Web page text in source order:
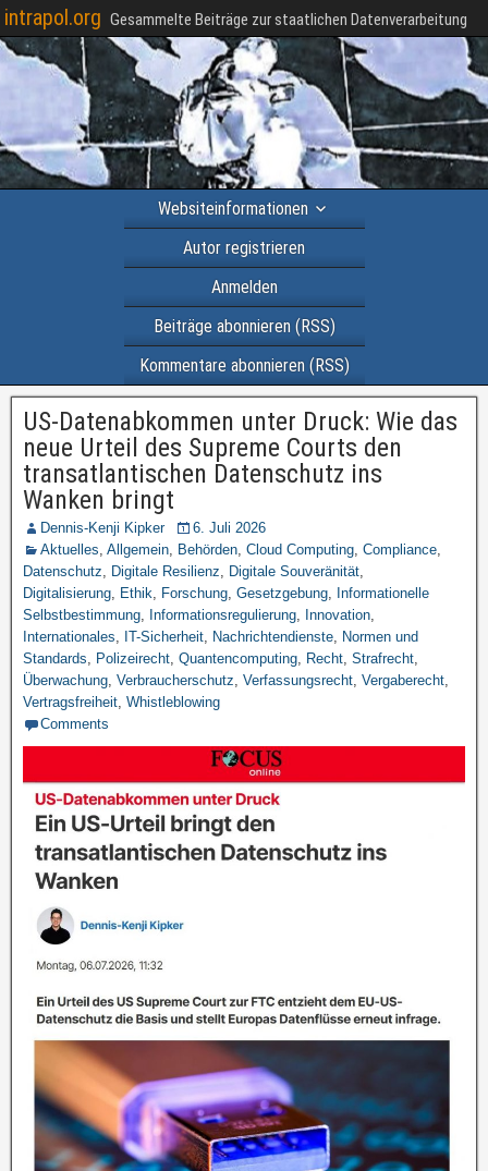
intrapol.org Gesammelte Beiträge zur staatlichen Datenverarbeitung
Websiteinformationen
Autor registrieren
Anmelden
Beiträge abonnieren (RSS)
Kommentare abonnieren (RSS)
US-Datenabkommen unter Druck: Wie das
neue Urteil des Supreme Courts den
transatlantischen Datenschutz ins
Wanken bringt
Dennis-Kenji Kipker
6. Juli 2026
Aktuelles, Allgemein, Behörden, Cloud Computing, Compliance,
Datenschutz, Digitale Resilienz, Digitale Souveränität,
Digitalisierung, Ethik, Forschung, Gesetzgebung, Informationelle
Selbstbestimmung, Informationsregulierung, Innovation,
Internationales, IT-Sicherheit, Nachrichtendienste, Normen und
Standards, Polizeirecht, Quantencomputing, Recht, Strafrecht,
Überwachung, Verbraucherschutz, Verfassungsrecht, Vergaberecht,
Vertragsfreiheit, Whistleblowing
Comments